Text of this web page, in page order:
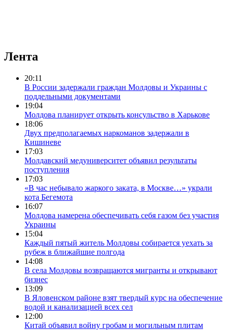
Лента
20:11
В России задержали граждан Молдовы и Украины с
поддельными документами
19:04
Молдова планирует открыть консульство в Харькове
18:06
Двух предполагаемых наркоманов задержали в
Кишиневе
17:03
Молдавский медуниверситет объявил результаты
поступления
17:03
«В час небывало жаркого заката, в Москве…» украли
кота Бегемота
16:07
Молдова намерена обеспечивать себя газом без участия
Украины
15:04
Каждый пятый житель Молдовы собирается уехать за
рубеж в ближайшие полгода
14:08
В села Молдовы возвращаются мигранты и открывают
бизнес
13:09
В Яловенском районе взят твердый курс на обеспечение
водой и канализацией всех сел
12:00
Китай объявил войну гробам и могильным плитам